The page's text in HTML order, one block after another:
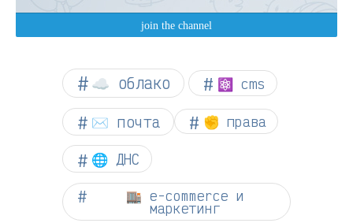
☁︎ облако ⚛ cms
✉️ почта ✊ права
🌐 ДНС
🏬 e-commerce и
маркетинг